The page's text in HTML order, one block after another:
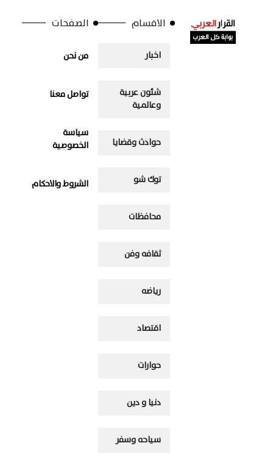
الاقسام
اخبار
شئون عربية
وعالمية
حوادث وقضايا
توك شو
محافظات
ثقافه وفن
رياضه
اقتصاد
حوارات
دنيا و دين
سياحه وسفر
الصفحات
من نحن
تواصل معنا
سياسة
الخصوصية
الشروط والاحكام